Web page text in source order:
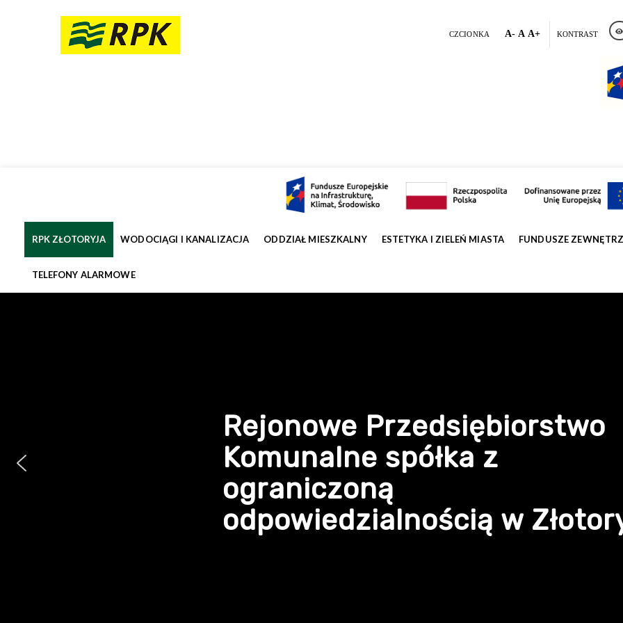
CZCIONKA A- A A+ KONTRAST
RPK ZŁOTORYJA WODOCIĄGI I KANALIZACJA ODDZIAŁ MIESZKALNY ESTETYKA I ZIELEŃ MIASTA FUNDUSZE
TELEFONY ALARMOWE
Rejonowe Przedsiębiorstwo
Komunalne spółka z
ograniczoną
odpowiedzialnością w